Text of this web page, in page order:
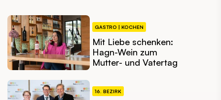
GASTRO | KOCHEN
Mit Liebe schenken:
Hagn-Wein zum
Mutter- und Vatertag
16. BEZIRK